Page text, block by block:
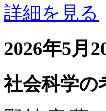
詳細を見る
2026年5月
社会科学の